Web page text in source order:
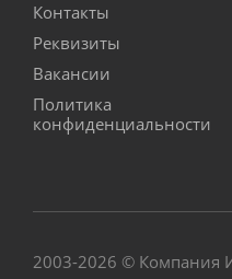
Контакты
Реквизиты
Вакансии
Политика
конфиденциальности
2003-2026 © Компания